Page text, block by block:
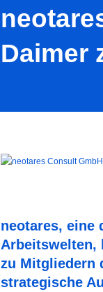
Daimer
neotares, eine
Arbeitswelten,
zu Mitgliedern
strategische